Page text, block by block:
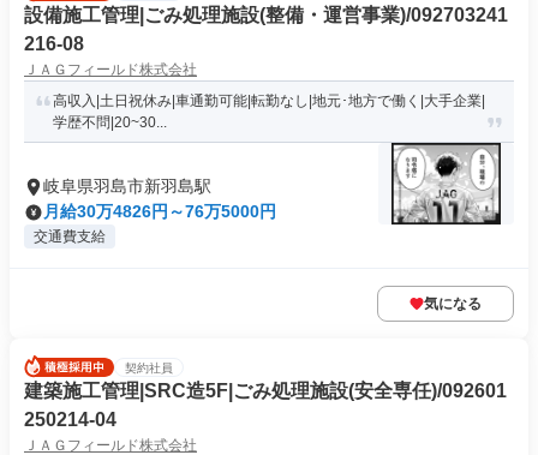
設備施工管理|ごみ処理施設(整備・運営事業)/092703241
216-08
ＪＡＧフィールド株式会社
高収入|土日祝休み|車通勤可能|転勤なし|地元･地方で働く|大手企業|
学歴不問|20~30...
岐阜県羽島市新羽島駅
月給30万4826円～76万5000円
交通費支給
気になる
契約社員
建築施工管理|SRC造5F|ごみ処理施設(安全専任)/092601
250214-04
ＪＡＧフィールド株式会社